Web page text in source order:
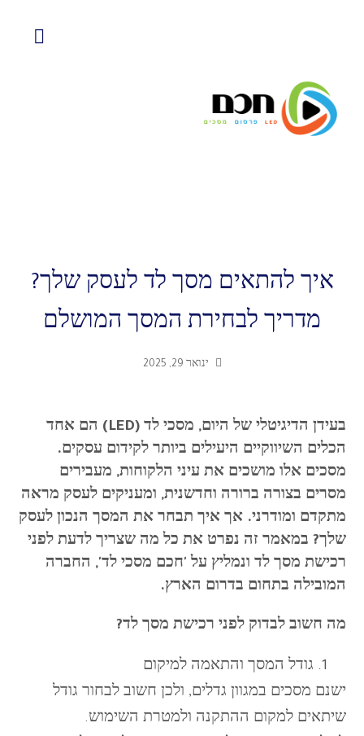
איך להתאים מסך לד לעסק שלך?
מדריך לבחירת המסך המושלם
ינואר 29, 2025
בעידן הדיגיטלי של היום, מסכי לד (LED) הם אחד
הכלים השיווקיים היעילים ביותר לקידום עסקים.
מסכים אלו מושכים את עיני הלקוחות, מעבירים
מסרים בצורה ברורה וחדשנית, ומעניקים לעסק מראה
מתקדם ומודרני. אך איך תבחר את המסך הנכון לעסק
שלך? במאמר זה נפרט את כל מה שצריך לדעת לפני
רכישת מסך לד ונמליץ על 'חכם מסכי לד', החברה
המובילה בתחום בדרום הארץ.
מה חשוב לבדוק לפני רכישת מסך לד?
גודל המסך והתאמה למיקום
ישנם מסכים במגוון גדלים, ולכן חשוב לבחור גודל
שיתאים למקום ההתקנה ולמטרת השימוש.